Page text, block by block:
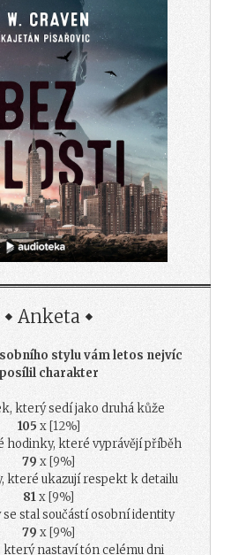
Anketa
stylu vám letos nejvíc
posílil charakter
který sedí jako druhá kůže
105 x [12%]
hodinky, které vyprávějí příběh
79 x [9%]
které ukazují respekt k detailu
81x [9%]
stal součástí osobní identity
79 x [9%]
který nastaví tón celému dni